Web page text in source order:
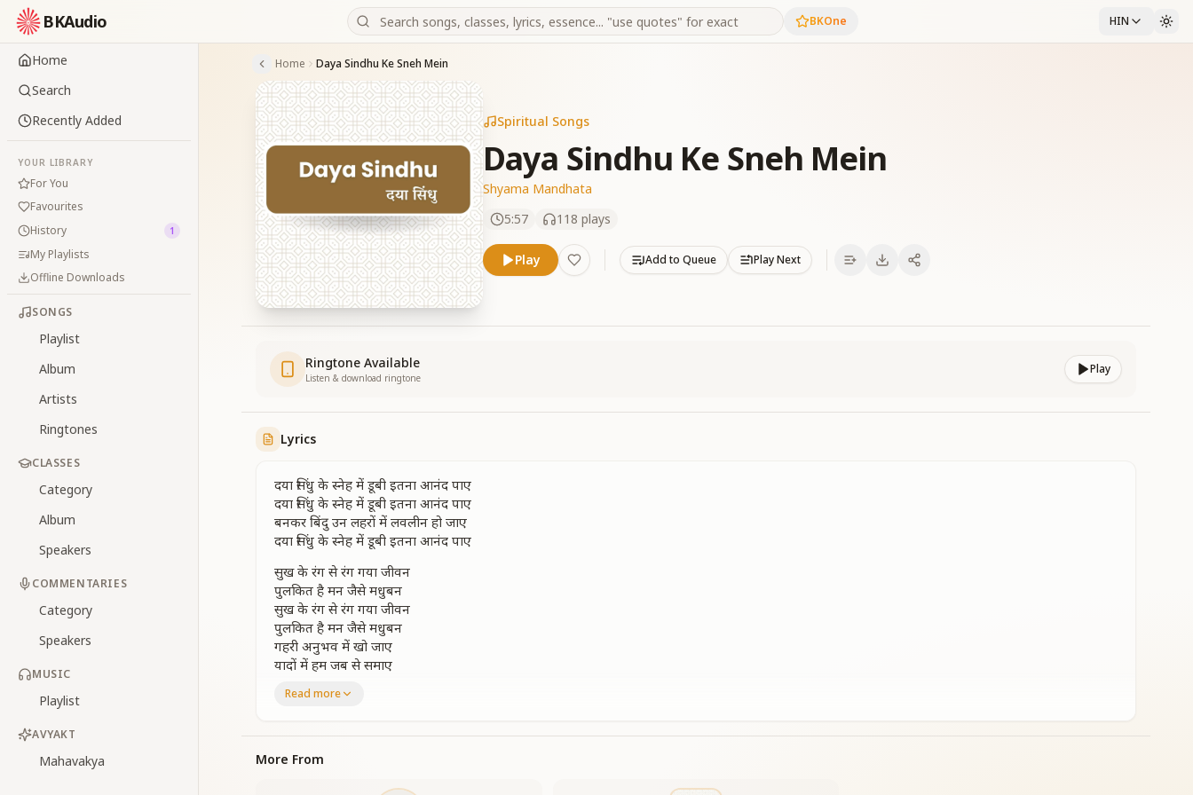
BKAudio BKOne HIN
Home
Search
Recently Added
YOUR LIBRARY
For You
Favourites
History
1
My Playlists
Offline Downloads
SONGS
Playlist
Album
Artists
Ringtones
CLASSES
Category
Album
Speakers
COMMENTARIES
Category
Speakers
MUSIC
Playlist
AVYAKT
Mahavakya
Home Daya Sindhu Ke Sneh Mein
Spiritual Songs
Daya Sindhu Ke Sneh Mein
Shyama Mandhata
5:57
118 plays
Play Add to Queue Play Next
Ringtone Available
Listen & download ringtone
Play
Lyrics
दया सिंधु के स्नेह में डूबी इतना आनंद पाए
दया सिंधु के स्नेह में डूबी इतना आनंद पाए
बनकर बिंदु उन लहरों में लवलीन हो जाए
दया सिंधु के स्नेह में डूबी इतना आनंद पाए
सुख के रंग से रंग गया जीवन
पुलकित है मन जैसे मधुबन
सुख के रंग से रंग गया जीवन
पुलकित है मन जैसे मधुबन
गहरी अनुभव में खो जाए
यादों में हम जब से समाए
अंतर्मन में मेरा मन मुस्काए
दया सिंधु के स्नेह में डूबी इतना आनंद पाए
मधुर मिलन का मधुरस पीकर
Read more
More From